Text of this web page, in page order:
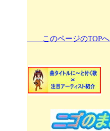
このページのTOPへ